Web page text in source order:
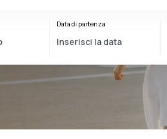
Data di partenza